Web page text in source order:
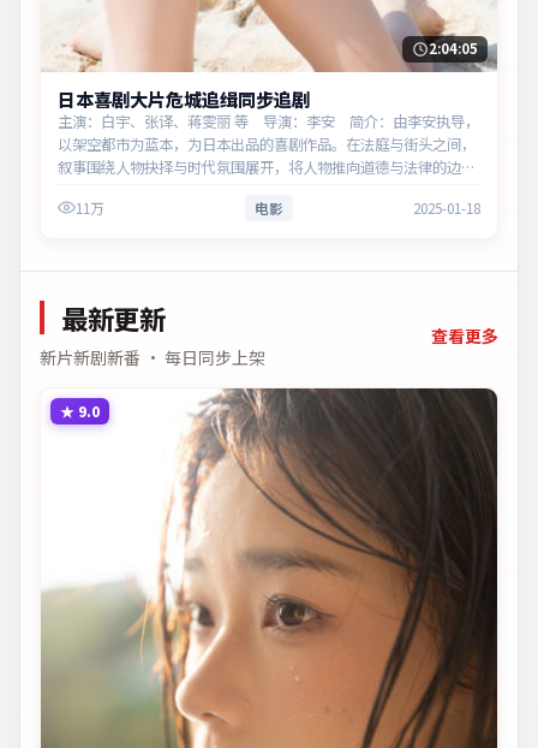
2:04:05
日本喜剧大片危城追缉同步追剧
主演：白宇、张译、蒋雯丽 等 导演：李安 简介：由李安执导，
以架空都市为蓝本，为日本出品的喜剧作品。在法庭与街头之间，
叙事围绕人物抉择与时代氛围展开，将人物推向道德与法律的边
11万 电影 2025-01-18
最新更新
新片新剧新番 · 每日同步上架
查看更多
★ 9.0